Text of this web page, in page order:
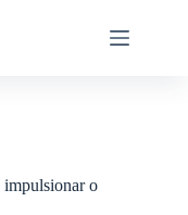
impulsionar o